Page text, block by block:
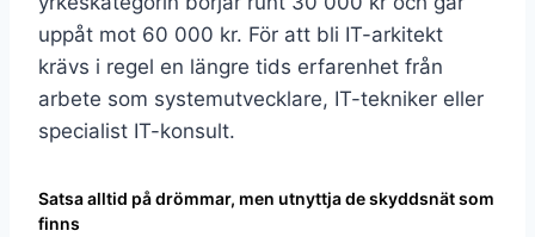
uppåt mot 60 000 kr. För att bli IT-arkitekt
krävs i regel en längre tids erfarenhet från
arbete som systemutvecklare, IT-tekniker eller
specialist IT-konsult.
Satsa alltid på drömmar, men utnyttja de skyddsnät som
finns